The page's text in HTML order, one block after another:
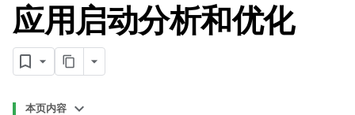
应用启动分析和优化
本页内容